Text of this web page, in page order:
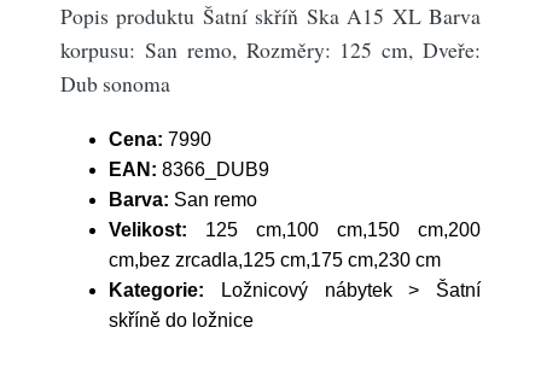
Popis produktu Šatní skříň Ska A15 XL Barva
korpusu: San remo, Rozměry: 125 cm, Dveře:
Dub sonoma
Cena: 7990
EAN: 8366_DUB9
Barva: San remo
Velikost: 125 cm,100 cm,150 cm,200
cm,bez zrcadla,125 cm,175 cm,230 cm
Kategorie: Ložnicový nábytek > Šatní
skříně do ložnice